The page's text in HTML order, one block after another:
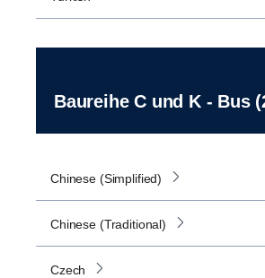
Baureihe C und K - Bus
Chinese (Simplified)
Chinese (Traditional)
Czech